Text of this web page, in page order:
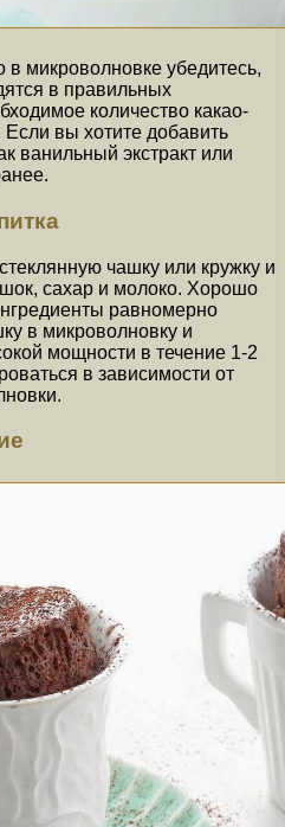
микроволновке убедитесь,
в правильных
количество какао-
вы хотите добавить
ванильный экстракт или
чашку или кружку и
сахар и молоко. Хорошо
равномерно
в микроволновку и
мощности в течение 1-2
в зависимости от